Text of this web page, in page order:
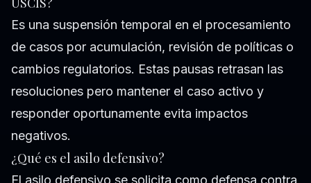
Es una suspensión temporal en el procesamiento
de casos por acumulación, revisión de políticas o
cambios regulatorios. Estas pausas retrasan las
resoluciones pero mantener el caso activo y
responder oportunamente evita impactos
negativos.
¿Qué es el asilo defensivo?
El asilo defensivo se solicita como defensa contra